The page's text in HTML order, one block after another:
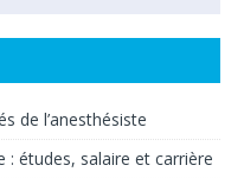
de l’anesthésiste
: études, salaire et carrière